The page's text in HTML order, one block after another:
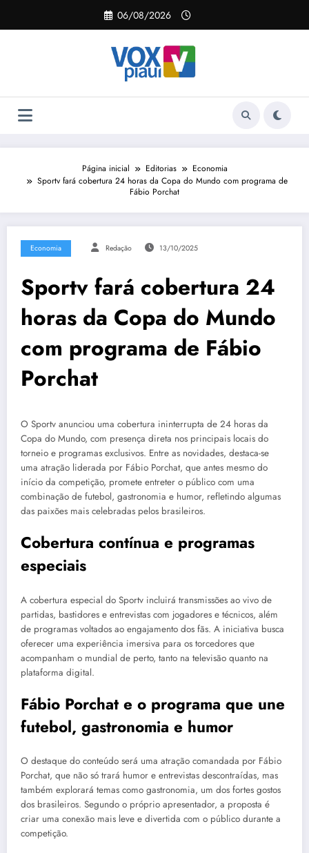
o
06/08/2026
Página inicial Editorias
Economia
Sportv fará cobertura 24 horas da Copa do Mundo com programa de
Fábio Porchat
Economia Redação 13/10/2025
Sportv fará cobertura 24
horas da Copa do Mundo
com programa de Fábio
Porchat
O Sportv anunciou uma cobertura ininterrupta de 24 horas da
Copa do Mundo, com presença direta nos principais locais do
torneio e programas exclusivos. Entre as novidades, destaca-se
uma atração liderada por Fábio Porchat, que antes mesmo do
início da competição, promete entreter o público com uma
combinação de futebol, gastronomia e humor, refletindo algumas
das paixões mais celebradas pelos brasileiros.
Cobertura contínua e programas
especiais
A cobertura especial do Sportv incluirá transmissões ao vivo de
partidas, bastidores e entrevistas com jogadores e técnicos, além
de programas voltados ao engajamento dos fãs. A iniciativa busca
oferecer uma experiência imersiva para os torcedores que
acompanham o mundial de perto, tanto na televisão quanto na
plataforma digital.
Fábio Porchat e o programa que une
futebol, gastronomia e humor
O destaque do conteúdo será uma atração comandada por Fábio
Porchat, que não só trará humor e entrevistas descontraídas, mas
também explorará temas como gastronomia, um dos fortes gostos
dos brasileiros. Segundo o próprio apresentador, a proposta é
criar uma conexão mais leve e divertida com o público durante a
competição.